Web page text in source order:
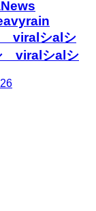
viralシalシ
viralシalシ